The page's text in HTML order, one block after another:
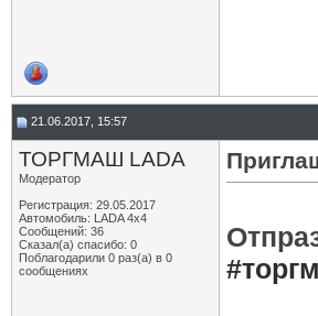
21.06.2017, 15:57
ТОРГМАШ LADA
Модератор
Регистрация: 29.05.2017
Автомобиль: LADA 4x4
Сообщений: 36
Сказал(а) спасибо: 0
Поблагодарили 0 раз(а) в 0
сообщениях